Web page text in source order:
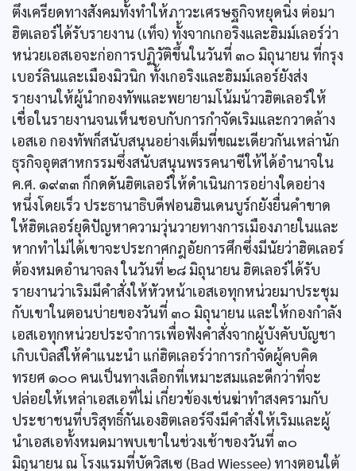
ตึงเครียดทางสังคมทั้งทำให้ภาวะเศรษฐกิจหยุดนิ่ง ต่อมา
ฮิตเลอร์ได้รับรายงาน (เท็จ) ทั้งจากเกอริงและฮิมม์เลอร์ว่า
หน่วยเอสเอจะก่อการปฏิวัติขึ้นในวันที่ ๓๐ มิถุนายน ที่กรุง
เบอร์ลินและเมืองมิวนิก ทั้งเกอริงและฮิมม์เลอร์ยังส่ง
รายงานให้ผู้นำกองทัพและพยายามโน้มน้าวฮิตเลอร์ให้
เชื่อในรายงานจนเห็นชอบกับการกำจัดเริมและกวาดล้าง
เอสเอ กองทัพก็สนับสนุนอย่างเต็มที่ขณะเดียวกันเหล่านัก
ธุรกิจอุตสาหกรรมซึ่งสนับสนุนพรรคนาซีให้ได้อำนาจใน
ค.ศ. ๑๙๓๓ ก็กดดันฮิตเลอร์ให้ดำเนินการอย่างใดอย่าง
หนึ่งโดยเร็ว ประธานาธิบดีฟอนฮินเดนบูร์กยังยื่นคำขาด
ให้ฮิตเลอร์ยุดิปัญหาความวุ่นวายทางการเมืองภายในและ
หากทำไม่ได้เขาจะประกาศกฎอัยการศึกซึ่งมีนัยว่าฮิตเลอร์
ต้องหมดอำนาจลง ในวันที่ ๒๘ มิถุนายน ฮิตเลอร์ได้รับ
รายงานว่าเริมมีคำสั่งให้หัวหน้าเอสเอทุกหน่วยมาประชุม
กับเขาในตอนบ่ายของวันที่ ๓๐ มิถุนายน และให้กองกำลัง
เอสเอทุกหน่วยประจำการเพื่อฟังคำสั่งจากผู้บังคับบัญชา
เกิบเบิลส์ให้คำแนะนำ แก่ฮิตเลอร์ว่าการกำจัดผู้คบคิด
ทรยศ ๑๐๐ คนเป็นทางเลือกที่เหมาะสมและดีกว่าที่จะ
ปล่อยให้เหล่าเอสเอที่ไม่ เกี่ยวข้องเช่นฆ่าทำสงครามกับ
ประชาชนที่บริสุทธิ์กันเองฮิตเลอร์จึงมีคำสั่งให้เริมและผู้
นำเอสเอทั้งหมดมาพบเขาในช่วงเช้าของวันที่ ๓๐
มิถุนายน ณ โรงแรมที่บัดวิสเซ (Bad Wiessee) ทางตอนใต้